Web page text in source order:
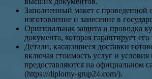
Заполненный макет с проведенной
изготовление и занесение в
Оригинальная защита и проводка
документа, которая гарантирует
Детали, касающиеся доставки
включая стоимость услуг и условия
предоставляются на официальном
(https://diplomy-grup24.com/).